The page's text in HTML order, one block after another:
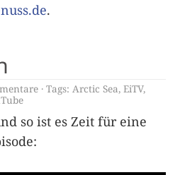
.
Tags: Arctic Sea, EiTV,
so ist es Zeit für eine